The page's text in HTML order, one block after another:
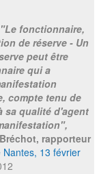
"Le fonctionnaire,
de réserve - Un
peut être
qui a
compte tenu de
sa qualité d'agent
rapporteur
Nantes, 13 février